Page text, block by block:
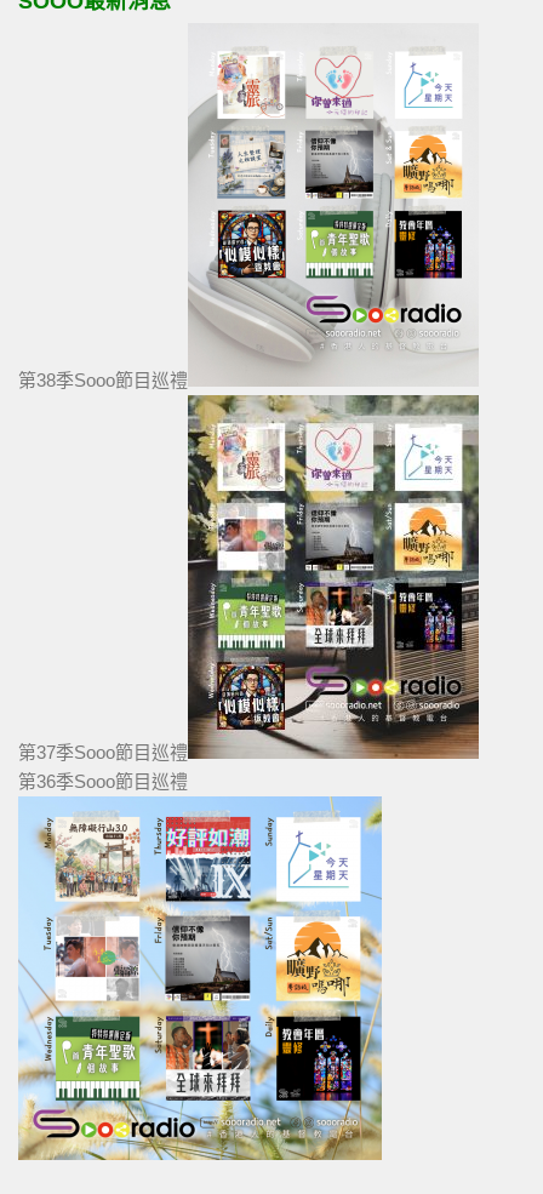
第38季Sooo節目巡禮
第37季Sooo節目巡禮
第36季Sooo節目巡禮